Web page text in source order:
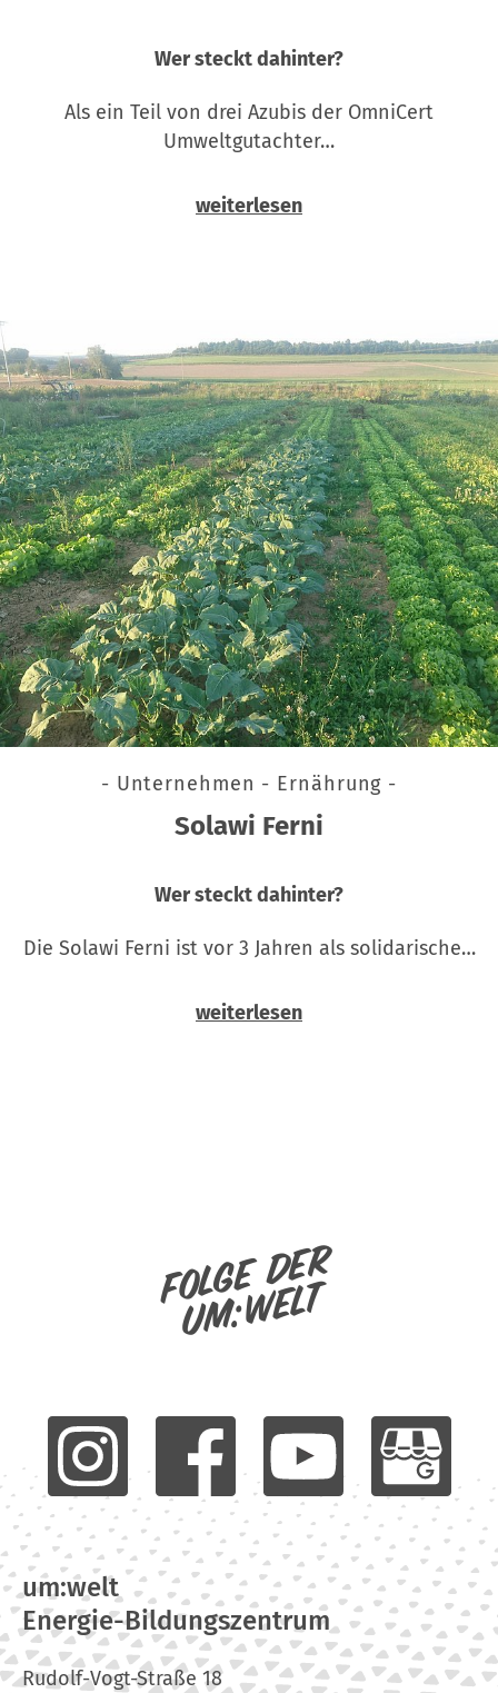
Wer steckt dahinter?
Als ein Teil von drei Azubis der OmniCert
Umweltgutachter…
weiterlesen
- Unternehmen - Ernährung -
Solawi Ferni
Wer steckt dahinter?
Die Solawi Ferni ist vor 3 Jahren als solidarische…
weiterlesen
Folge der
um:welt
um:welt
Energie-Bildungszentrum
Rudolf-Vogt-Straße 18